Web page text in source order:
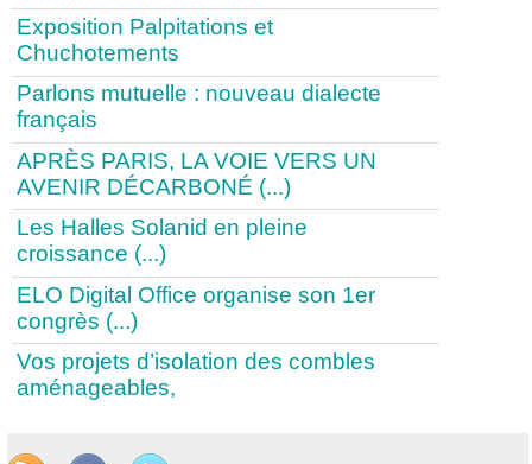
Exposition Palpitations et
Chuchotements
Parlons mutuelle : nouveau dialecte
français
APRÈS PARIS, LA VOIE VERS UN
AVENIR DÉCARBONÉ (...)
Les Halles Solanid en pleine
croissance (...)
ELO Digital Office organise son 1er
congrès (...)
Vos projets d’isolation des combles
aménageables,